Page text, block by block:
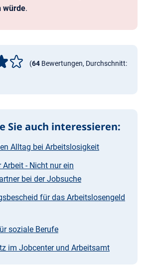
würde.
(64 Bewertungen, Durchschnitt:
Sie auch interessieren:
Alltag bei Arbeitslosigkeit
- Nicht nur ein
bei der Jobsuche
für das Arbeitslosengeld
soziale Berufe
im Jobcenter und Arbeitsamt